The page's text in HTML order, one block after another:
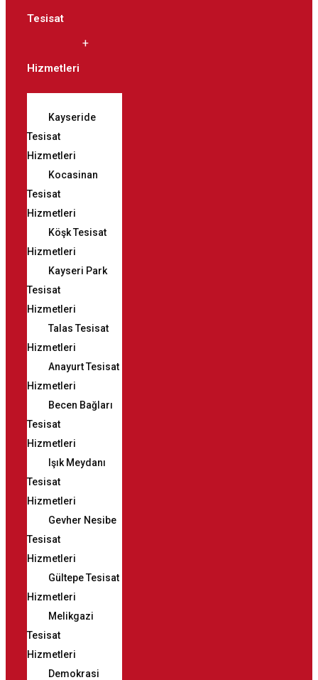
Tesisat
Hizmetleri
Kayseride
Tesisat
Hizmetleri
Kocasinan
Tesisat
Hizmetleri
Köşk Tesisat
Hizmetleri
Kayseri Park
Tesisat
Hizmetleri
Talas Tesisat
Hizmetleri
Anayurt Tesisat
Hizmetleri
Becen Bağları
Tesisat
Hizmetleri
Işık Meydanı
Tesisat
Hizmetleri
Gevher Nesibe
Tesisat
Hizmetleri
Gültepe Tesisat
Hizmetleri
Melikgazi
Tesisat
Hizmetleri
Demokrasi